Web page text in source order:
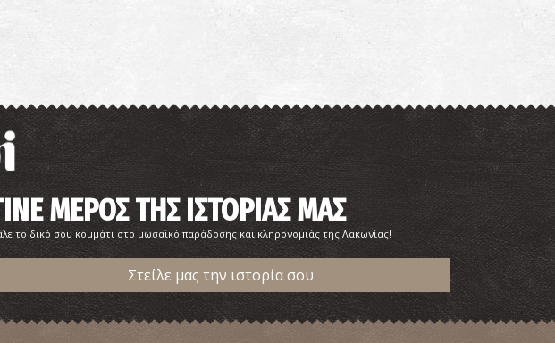
Ρωμαϊκό Νεκροταφείο στο Γύθειο
ΑΡΧΑΙΟΙ ΧΡΟΝΟΙ
ΜΕΡΟΣ ΤΗΣ ΙΣΤΟΡΙΑΣ ΜΑΣ
το δικό σου κομμάτι στο μωσαϊκό παράδοσης και κληρονομιάς της Λακωνίας!
Στείλε μας την ιστορία σου